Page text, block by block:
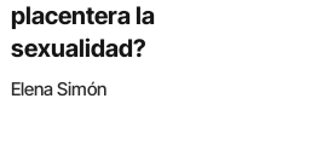
placentera la
sexualidad?
Elena Simón